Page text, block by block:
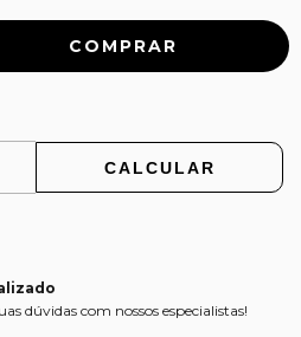
CALCULAR
dúvidas com nossos especialistas!